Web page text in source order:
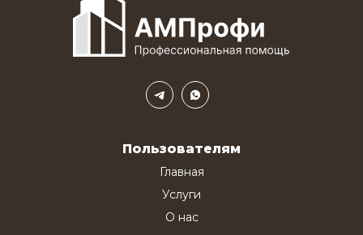
Пользователям
Главная
Услуги
О нас